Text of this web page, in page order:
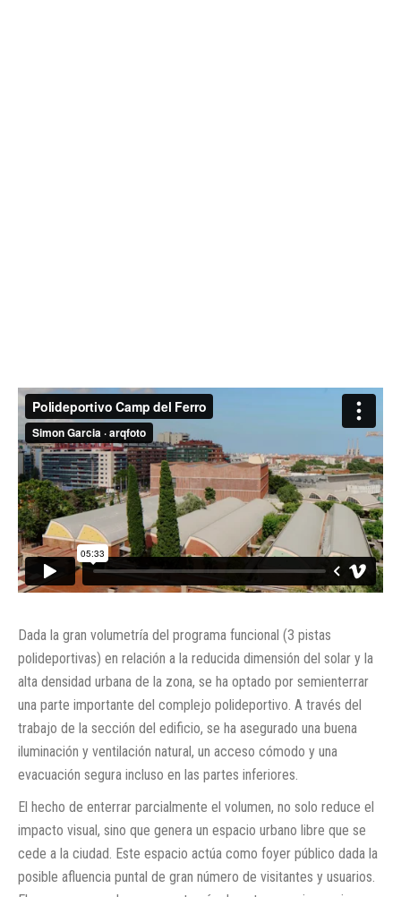
Dada la gran volumetría del programa funcional (3 pistas
polideportivas) en relación a la reducida dimensión del solar y la
alta densidad urbana de la zona, se ha optado por semienterrar
una parte importante del complejo polideportivo. A través del
trabajo de la sección del edificio, se ha asegurado una buena
iluminación y ventilación natural, un acceso cómodo y una
evacuación segura incluso en las partes inferiores.
El hecho de enterrar parcialmente el volumen, no solo reduce el
impacto visual, sino que genera un espacio urbano libre que se
cede a la ciudad. Este espacio actúa como foyer público dada la
posible afluencia puntal de gran número de visitantes y usuarios.